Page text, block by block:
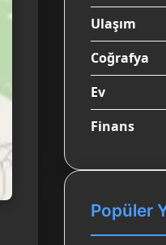
Ulaşım
Coğrafya
Ev
Finans
Popüler